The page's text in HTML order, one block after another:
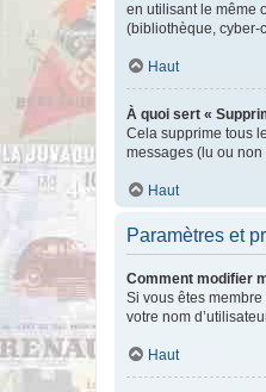
en utilisant le même
(bibliothèque, cyber-
Haut
À quoi sert «
Cela supprime tous
messages (lu ou
Haut
Paramètres et
Comment modifier
Si vous êtes
votre nom
Haut